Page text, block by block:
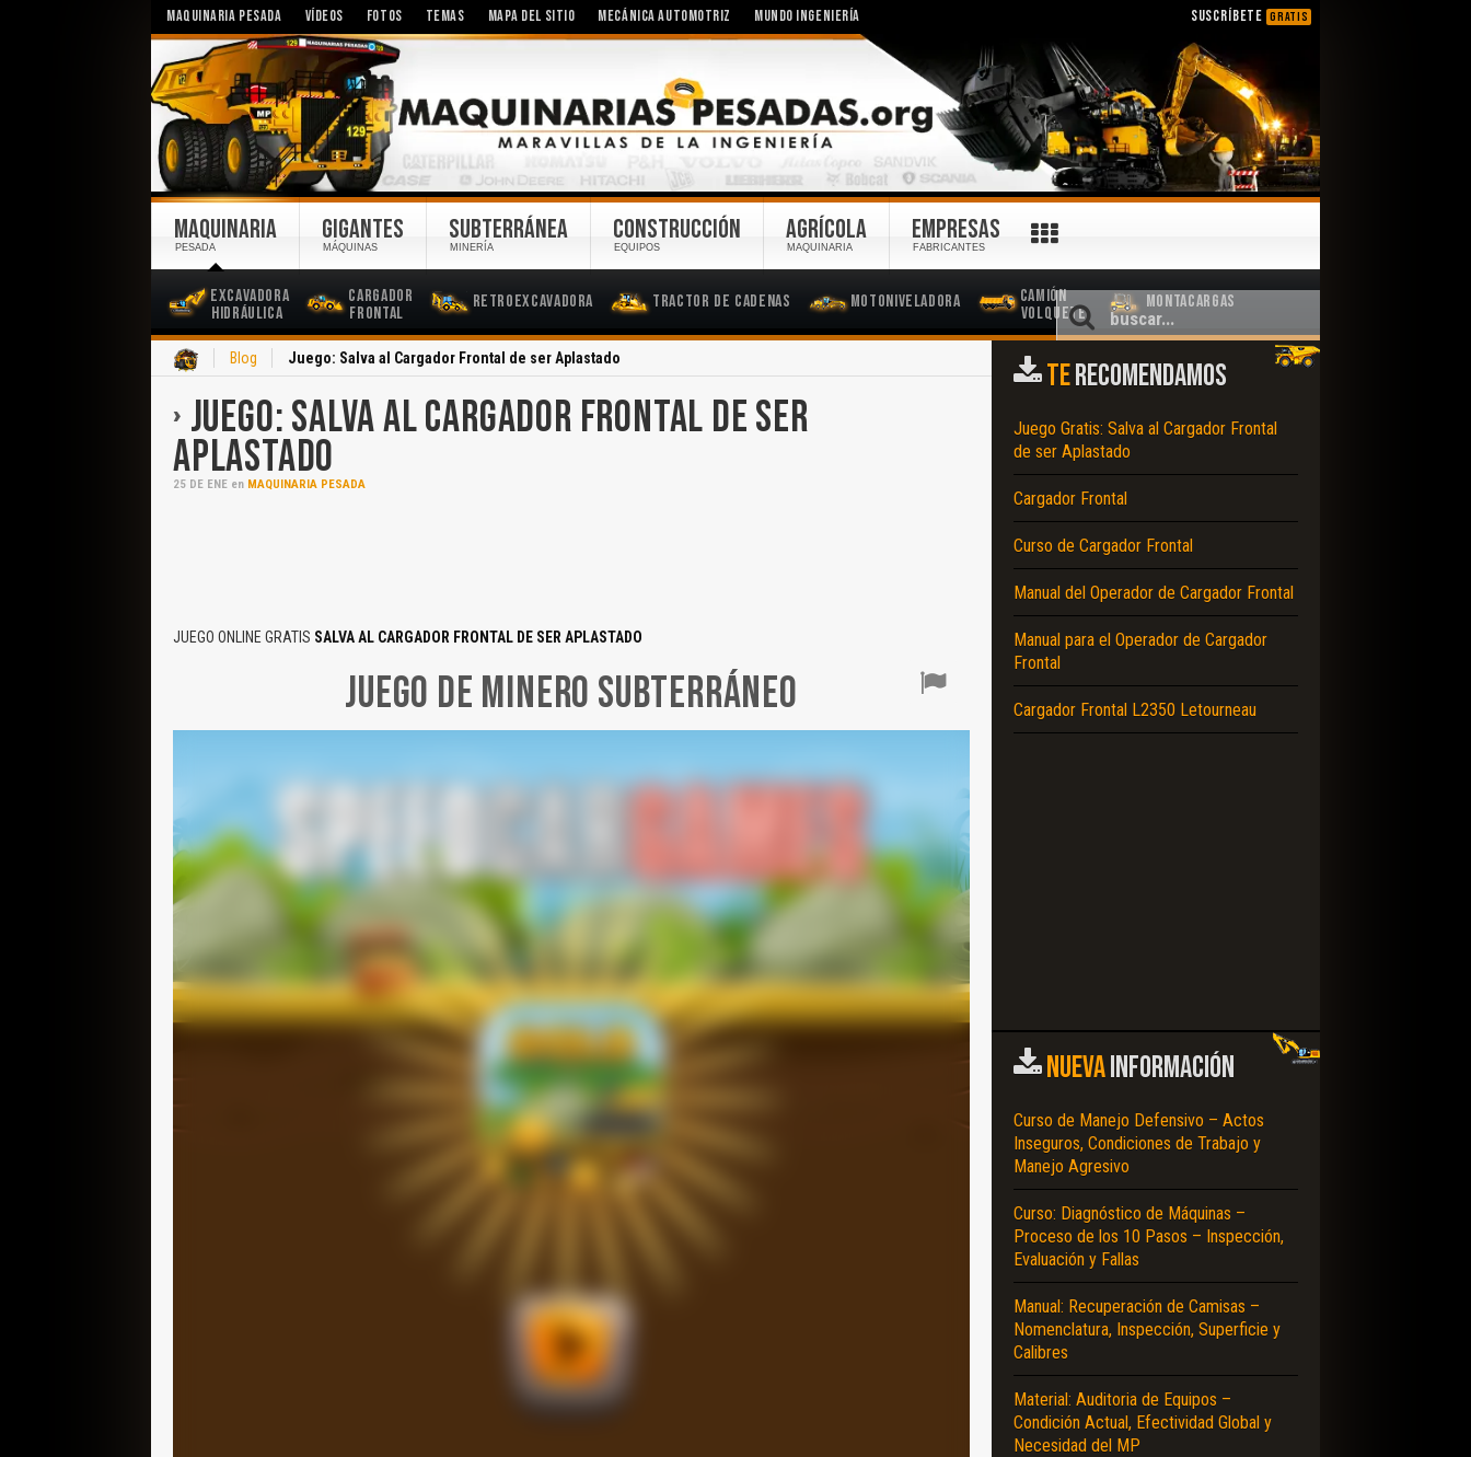
MAQUINARIA PESADA VÍDEOS FOTOS TEMAS MAPA DEL SITIO MECÁNICA AUTOMOTRIZ MUNDO INGENIERÍA SUSCRÍBETE GRATIS
MAQUINARIA
PESADA
Excavadora
Hidráulica
Cargador
Frontal
Retroexcavadora Tractor de Cadenas Motoniveladora
Camión
Volquete
Montacargas
GIGANTES
MÁQUINAS
SUBTERRÁNEA
MINERÍA
CONSTRUCCIÓN
EQUIPOS
AGRÍCOLA
MAQUINARIA
EMPRESAS
FABRICANTES
Blog Juego: Salva al Cargador Frontal de ser Aplastado
JUEGO: SALVA AL CARGADOR FRONTAL DE SER
APLASTADO
25 DE ENE en MAQUINARIA PESADA
JUEGO ONLINE GRATIS SALVA AL CARGADOR FRONTAL DE SER APLASTADO
JUEGO DE MINERO SUBTERRÁNEO
TERECOMENDAMOS
Juego Gratis: Salva al Cargador Frontal
de ser Aplastado
Cargador Frontal
Curso de Cargador Frontal
Manual del Operador de Cargador Frontal
Manual para el Operador de Cargador
Frontal
Cargador Frontal L2350 Letourneau
NUEVAINFORMACIÓN
Curso de Manejo Defensivo – Actos
Inseguros, Condiciones de Trabajo y
Manejo Agresivo
Curso: Diagnóstico de Máquinas –
Proceso de los 10 Pasos – Inspección,
Evaluación y Fallas
Manual: Recuperación de Camisas –
Nomenclatura, Inspección, Superficie y
Calibres
Material: Auditoria de Equipos –
Condición Actual, Efectividad Global y
Necesidad del MP